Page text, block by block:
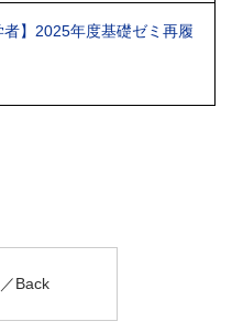
者】2025年度基礎ゼミ再履
Back